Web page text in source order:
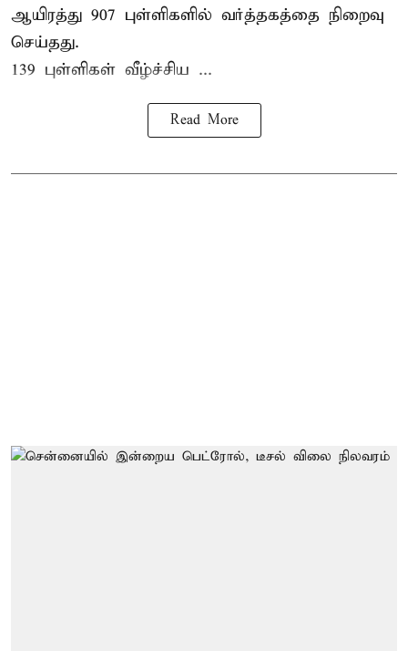
ஆயிரத்து 907 புள்ளிகளில் வர்த்தகத்தை நிறைவு
செய்தது.
139 புள்ளிகள் வீழ்ச்சிய ...
Read More